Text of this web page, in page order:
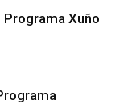
Xuño